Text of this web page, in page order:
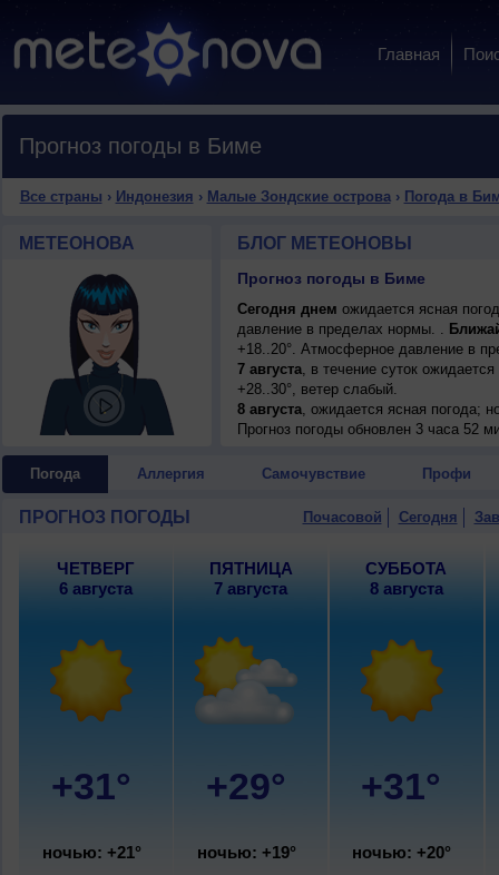
Главная
Прогноз погоды в Биме
Все страны › Индонезия › Малые Зондские острова› Погода в
МЕТЕОНОВА БЛОГ МЕТЕОНОВЫ
Прогноз погоды в Биме
Сегодня днем ожидается ясная
давление в пределах нормы. .
+18..20°. Атмосферное давление в
7 августа, в течение суток
+28..30°, ветер слабый.
8 августа, ожидается ясная погода;
9 августа, в течение суток
10 августа, ожидается переменная
Прогноз погоды обновлен 3 часа 52
Погода Аллергия Самочувствие Профи
ПРОГНОЗ ПОГОДЫ Почасовой Сегодня
ЧЕТВЕРГ
6 августа
+31°
ночью: +21°
ПЯТНИЦА
7 августа
+29°
ночью: +19°
СУББОТА
8 августа
+31°
ночью: +20°